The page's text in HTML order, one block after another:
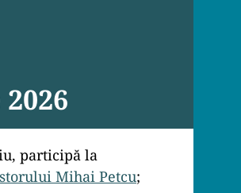
participă la
Mihai Petcu;